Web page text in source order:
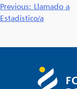
Navegación
de
entradas
Previous: Llamado a
Estadístico/a